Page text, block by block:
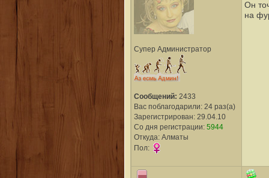
Супер Администратор
Сообщений: 2433
Вас поблагодарили: 24 раз(а)
Зарегистрирован: 29.04.10
Со дня регистрации: 5944
Откуда: Алматы
Пол:
Oн
на